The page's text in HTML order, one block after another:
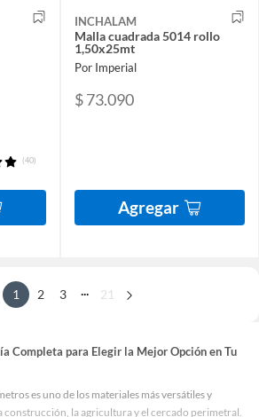
(40)
INCHALAM
Malla cuadrada 5014 rollo
1,50x25mt
Por Imperial
$ 73.090
Agregar
1 2 3 ... 21
Completa para Elegir la Mejor Opción en Tu
es uno de los materiales más versátiles y
construcción, la agricultura y el cercado perimetral.